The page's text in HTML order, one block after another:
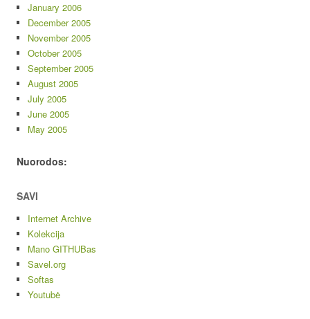
January 2006
December 2005
November 2005
October 2005
September 2005
August 2005
July 2005
June 2005
May 2005
Nuorodos:
SAVI
Internet Archive
Kolekcija
Mano GITHUBas
Savel.org
Softas
Youtubė